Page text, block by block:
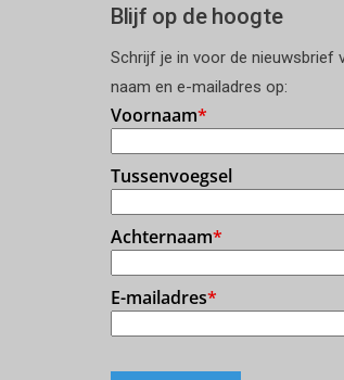
Blijf op de hoogte
Schrijf je in voor de nieuwsbrief
naam en e-mailadres op: